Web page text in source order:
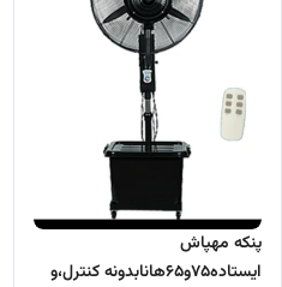
پنکه مهپاش
ایستاده۷۵و۶۵هانابدونه کنترل،و